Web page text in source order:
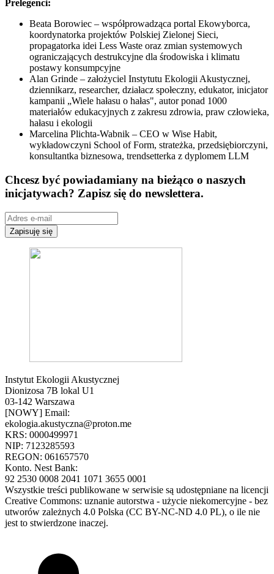
Prelegenci:
Beata Borowiec – współprowadząca portal Ekowyborca,
koordynatorka projektów Polskiej Zielonej Sieci,
propagatorka idei Less Waste oraz zmian systemowych
ograniczających destrukcyjne dla środowiska i klimatu
postawy konsumpcyjne
Alan Grinde – założyciel Instytutu Ekologii Akustycznej,
dziennikarz, researcher, działacz społeczny, edukator, inicjator
kampanii „Wiele hałasu o hałas", autor ponad 1000
materiałów edukacyjnych z zakresu zdrowia, praw człowieka,
hałasu i ekologii
Marcelina Plichta-Wabnik – CEO w Wise Habit,
wykładowczyni School of Form, strateżka, przedsiębiorczyni,
konsultantka biznesowa, trendsetterka z dyplomem LLM
Chcesz być powiadamiany na bieżąco o naszych
inicjatywach? Zapisz się do newslettera.
Zapisuję się
Instytut Ekologii Akustycznej
Dionizosa 7B lokal U1
03-142 Warszawa
[NOWY] Email:
ekologia.akustyczna@proton.me
KRS: 0000499971
NIP: 7123285593
REGON: 061657570
Konto. Nest Bank:
92 2530 0008 2041 1071 3655 0001
Wszystkie treści publikowane w serwisie są udostępniane na licencji
Creative Commons: uznanie autorstwa - użycie niekomercyjne - bez
utworów zależnych 4.0 Polska (CC BY-NC-ND 4.0 PL), o ile nie
jest to stwierdzone inaczej.